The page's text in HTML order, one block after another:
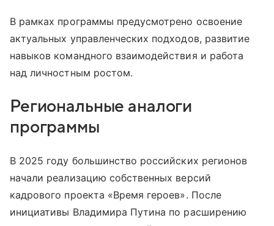
В рамках программы предусмотрено освоение
актуальных управленческих подходов, развитие
навыков командного взаимодействия и работа
над личностным ростом.
Региональные аналоги
программы
В 2025 году большинство российских регионов
начали реализацию собственных версий
кадрового проекта «Время героев». После
инициативы Владимира Путина по расширению